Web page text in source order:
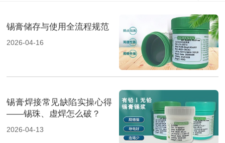
锡膏储存与使用全流程规范
2026-04-16
锡膏焊接常见缺陷实操心得
——锡珠、虚焊怎么破？
2026-04-13